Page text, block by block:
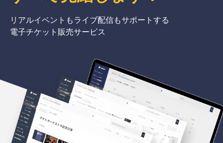
リアルイベントもライブ配信もサポートする
電子チケット販売サービス